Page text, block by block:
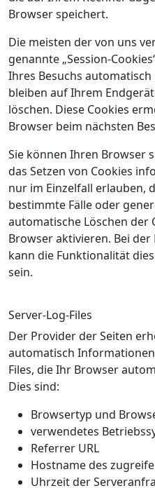
Browser speichert.
Die meisten der von uns
genannte „Session-
Ihres Besuchs
bleiben auf Ihrem
löschen. Diese Cookies
Browser beim nächsten
Sie können Ihren Browser
das Setzen von Cookies
nur im Einzelfall erlauben,
bestimmte Fälle oder
automatische Löschen der
Browser aktivieren. Bei
kann die Funktionalität
sein.
Server-Log-Files
Der Provider der Seiten
automatisch
Files, die Ihr Browser
Dies sind:
Browsertyp und
verwendetes
Referrer URL
Hostname des
Uhrzeit der